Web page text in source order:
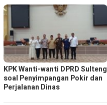
KPK Wanti-wanti DPRD Sulteng
soal Penyimpangan Pokir dan
Perjalanan Dinas